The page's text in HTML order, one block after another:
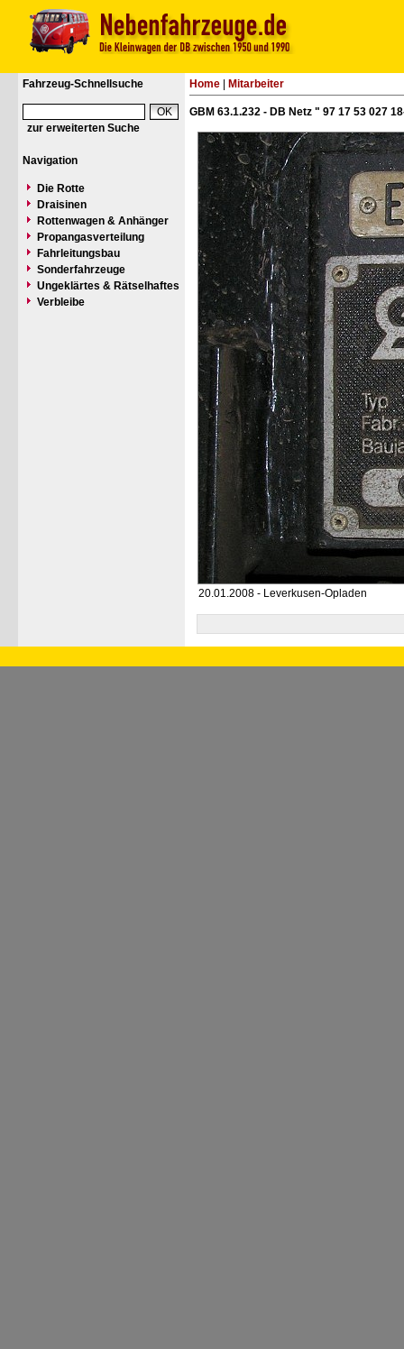
Fahrzeug-Schnellsuche
zur erweiterten Suche
Navigation
Die Rotte
Draisinen
Rottenwagen & Anhänger
Propangasverteilung
Fahrleitungsbau
Sonderfahrzeuge
Ungeklärtes & Rätselhaftes
Verbleibe
Home Mitarbeiter
GBM 63.1.232 - DB Netz " 97 17 53 027
20.01.2008 - Leverkusen-Opladen